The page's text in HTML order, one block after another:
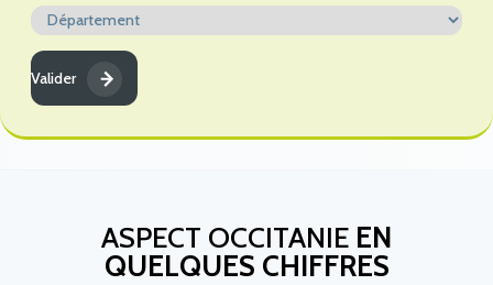
Valider
ASPECT OCCITANIE EN
QUELQUES CHIFFRES